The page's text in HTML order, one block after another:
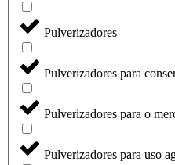
Pulverizadores
Pulverizadores para
Pulverizadores para o
Pulverizadores para uso